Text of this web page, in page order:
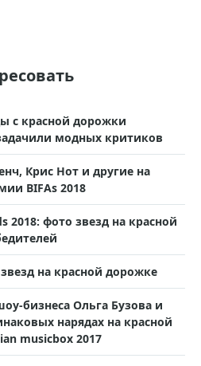
с красной дорожки
модных критиков
Крис Нот и другие на
BIFAs 2018
2018: фото звезд на красной
на красной дорожке
бизнеса Ольга Бузова и
нарядах на красной
musicbox 2017